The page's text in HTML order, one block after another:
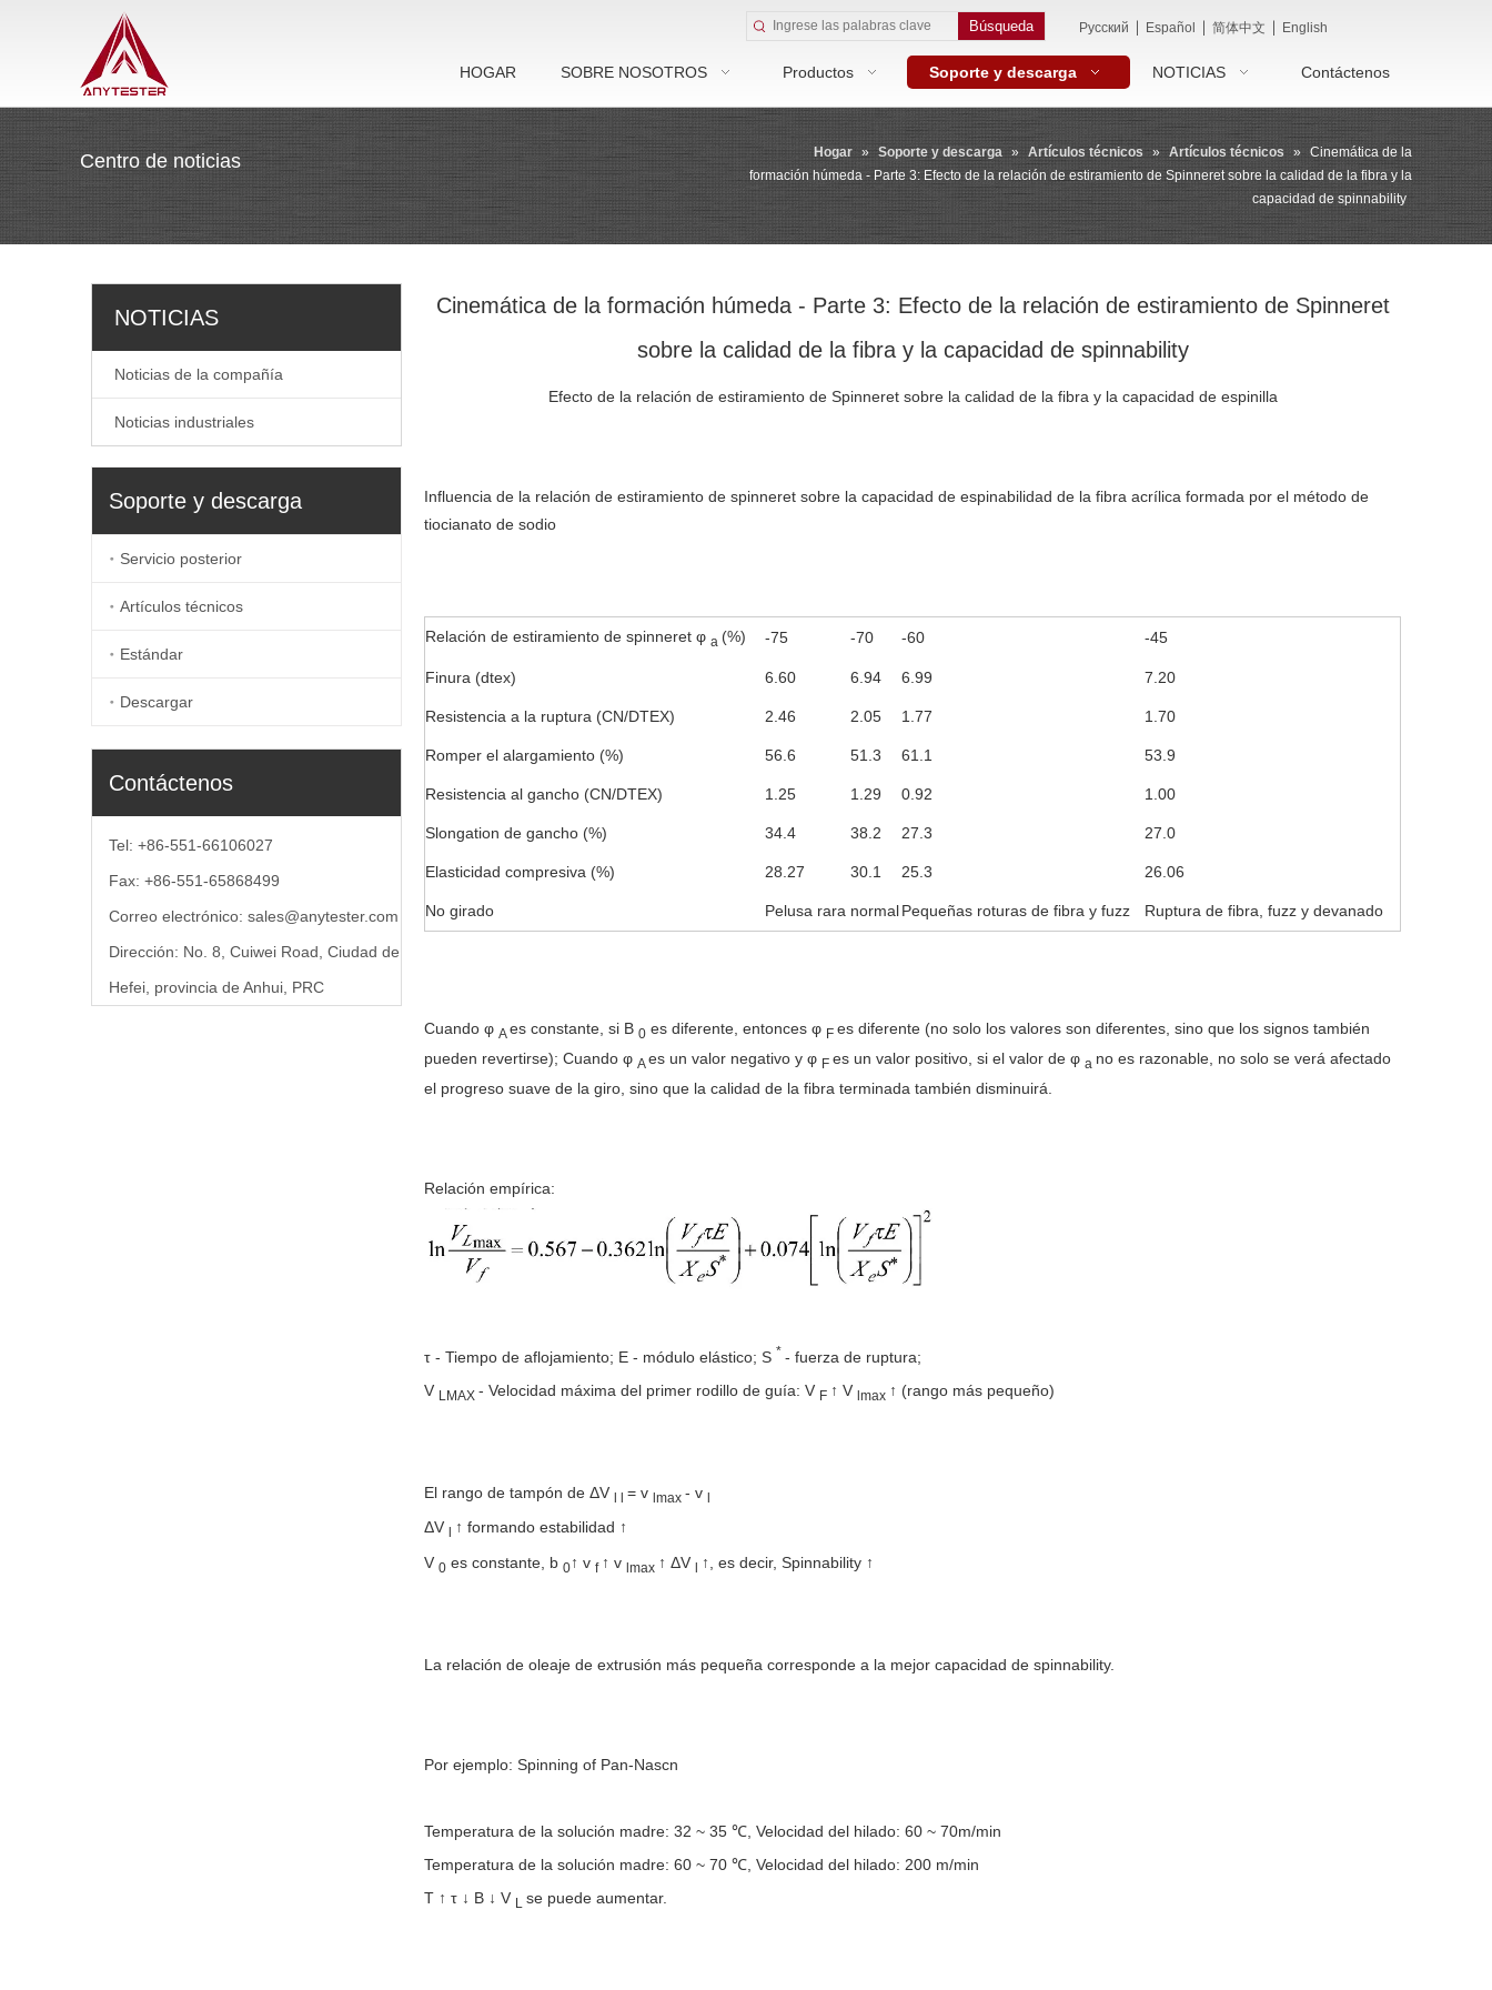
Búsqueda Pусский Español 简体中文 English
HOGAR SOBRE NOSOTROS Productos Soporte y descarga NOTICIAS Contáctenos
Centro de noticias Hogar » Soporte y descarga » Artículos técnicos » Artículos técnicos » Cinemática de la
formación húmeda - Parte 3: Efecto de la relación de estiramiento de Spinneret sobre la calidad de la fibra y la
capacidad de spinnability
NOTICIAS
Noticias de la compañía
Noticias industriales
Soporte y descarga
Servicio posterior
Artículos técnicos
Estándar
Descargar
Contáctenos
Tel: +86-551-66106027
Fax: +86-551-65868499
Correo electrónico: sales@anytester.com
Dirección: No. 8, Cuiwei Road, Ciudad de
Hefei, provincia de Anhui, PRC
Cinemática de la formación húmeda - Parte 3: Efecto de la relación de estiramiento de Spinneret
sobre la calidad de la fibra y la capacidad de spinnability
Efecto de la relación de estiramiento de Spinneret sobre la calidad de la fibra y la capacidad de espinilla
Influencia de la relación de estiramiento de spinneret sobre la capacidad de espinabilidad de la fibra acrílica formada por el método de
tiocianato de sodio
Relación de estiramiento de spinneret φ a (%) -75 -70 -60 -45
Finura (dtex) 6.60 6.94 6.99 7.20
Resistencia a la ruptura (CN/DTEX) 2.46 2.05 1.77 1.70
Romper el alargamiento (%) 56.6 51.3 61.1 53.9
Resistencia al gancho (CN/DTEX) 1.25 1.29 0.92 1.00
Slongation de gancho (%) 34.4 38.2 27.3 27.0
Elasticidad compresiva (%) 28.27 30.1 25.3 26.06
No girado Pelusa rara normalPequeñas roturas de fibra y fuzz Ruptura de fibra, fuzz y devanado
Cuando φ Aes constante, si B 0 es diferente, entonces φ F es diferente (no solo los valores son diferentes, sino que los signos también
pueden revertirse); Cuando φ A es un valor negativo y φ F es un valor positivo, si el valor de φ a no es razonable, no solo se verá afectado
el progreso suave de la giro, sino que la calidad de la fibra terminada también disminuirá.
Relación empírica:
τ - Tiempo de aflojamiento; E - módulo elástico; S * - fuerza de ruptura;
V LMAX - Velocidad máxima del primer rodillo de guía: V F ↑ V lmax ↑ (rango más pequeño)
El rango de tampón de ΔV l l = v lmax - v l
ΔV
↑ formando estabilidad ↑
V 0 es constante, b 0↑ v f ↑ v lmax ↑ ΔV ↑, es decir, Spinnability ↑
La relación de oleaje de extrusión más pequeña corresponde a la mejor capacidad de spinnability.
Por ejemplo: Spinning of Pan-Nascn
Temperatura de la solución madre: 32 ~ 35 ℃, Velocidad del hilado: 60 ~ 70m/min
Temperatura de la solución madre: 60 ~ 70 ℃, Velocidad del hilado: 200 m/min
T ↑ τ ↓ B ↓ V L se puede aumentar.